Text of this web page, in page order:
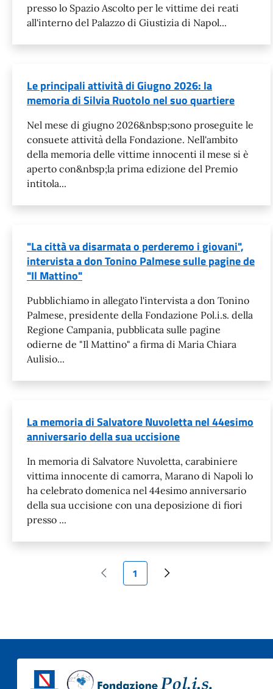
presso lo Spazio Ascolto per le vittime dei reati
all'interno del Palazzo di Giustizia di Napol...
Le principali attività di Giugno 2026: la
memoria di Silvia Ruotolo nel suo quartiere
Nel mese di giugno 2026&nbsp;sono proseguite le
consuete attività della Fondazione. Nell'ambito
della memoria delle vittime innocenti il mese si è
aperto con&nbsp;la prima edizione del Premio
intitola...
"La città va disarmata o perderemo i giovani",
intervista a don Tonino Palmese sulle pagine de
"Il Mattino"
Pubblichiamo in allegato l'intervista a don Tonino
Palmese, presidente della Fondazione Pol.i.s. della
Regione Campania, pubblicata sulle pagine
odierne de "Il Mattino" a firma di Maria Chiara
Aulisio...
La memoria di Salvatore Nuvoletta nel 44esimo
anniversario della sua uccisione
In memoria di Salvatore Nuvoletta, carabiniere
vittima innocente di camorra, Marano di Napoli lo
ha celebrato domenica nel 44esimo anniversario
della sua uccisione con una deposizione di fiori
presso ...
Pagina precedente
Pagina attuale
1 Pagina successiva